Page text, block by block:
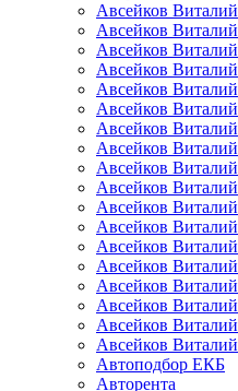
Авсейков Виталий
Авсейков Виталий
Авсейков Виталий
Авсейков Виталий
Авсейков Виталий
Авсейков Виталий
Авсейков Виталий
Авсейков Виталий
Авсейков Виталий
Авсейков Виталий
Авсейков Виталий
Авсейков Виталий
Авсейков Виталий
Авсейков Виталий
Авсейков Виталий
Авсейков Виталий
Авсейков Виталий
Авсейков Виталий
Автоподбор ЕКБ
Авторента